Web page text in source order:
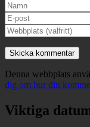
Denna webbplats
dig om hur din
Viktiga